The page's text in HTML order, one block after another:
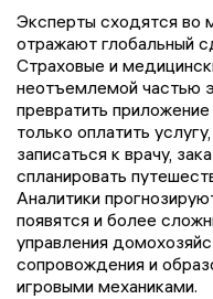
Эксперты сходятся во
отражают глобальный
Страховые и
неотъемлемой частью
превратить
только оплатить
записаться к врачу,
спланировать
Аналитики
появятся и более
управления
сопровождения и
игровыми механиками.